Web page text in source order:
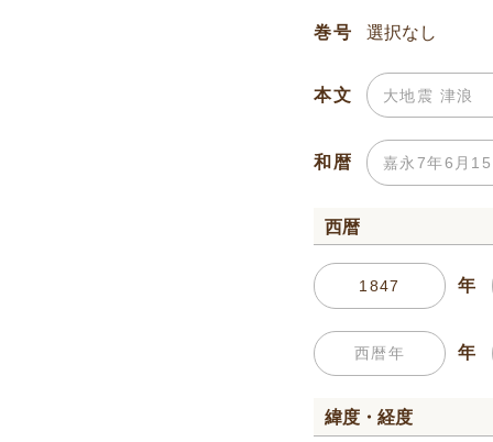
巻号
本文
和暦
西暦
年
年
緯度・経度